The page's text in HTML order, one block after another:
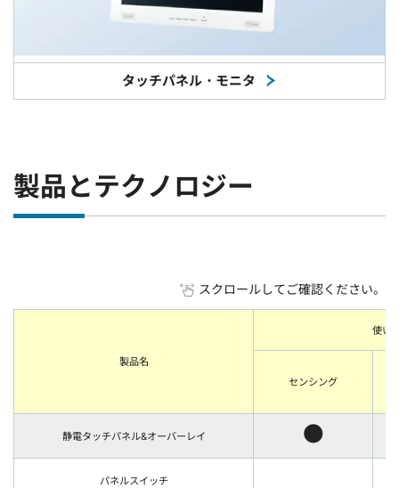
タッチパネル・モニタ
製品とテクノロジー
スクロールしてご確認ください。
製品名
使い
センシング
静電タッチパネル&オーバーレイ ●
パネルスイッチ